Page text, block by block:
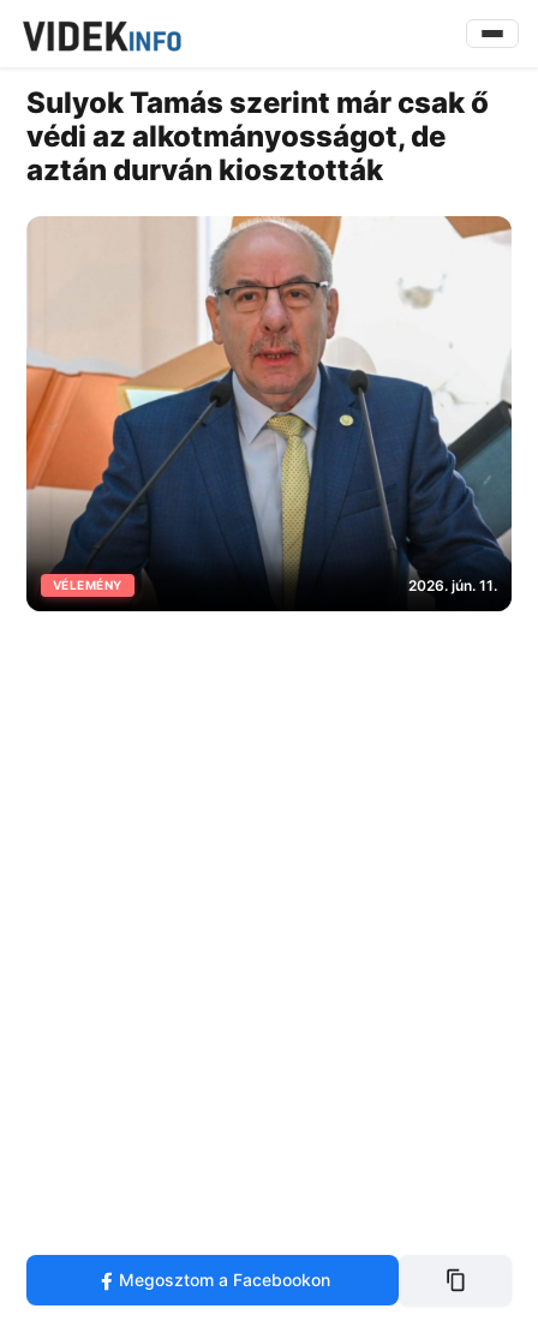
Sulyok Tamás szerint már csak ő
védi az alkotmányosságot, de
aztán durván kiosztották
VÉLEMÉNY 2026. jún. 11.
Megosztom a Facebookon